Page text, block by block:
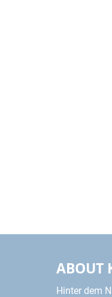
ABOUT
Hinter dem